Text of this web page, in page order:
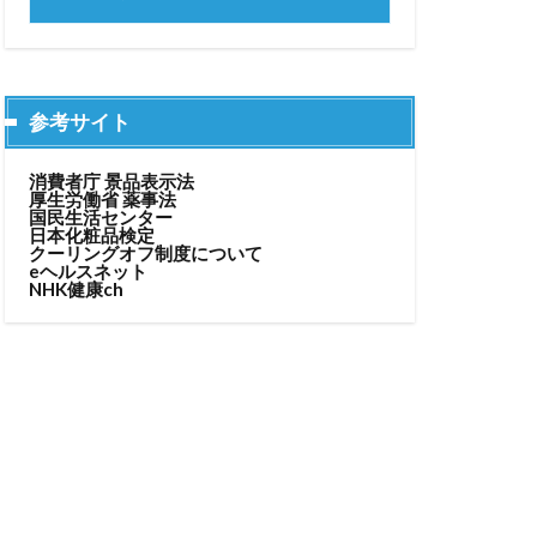
参考サイト
消費者庁 景品表示法
厚生労働省 薬事法
国民生活センター
日本化粧品検定
クーリングオフ制度について
eヘルスネット
NHK健康ch